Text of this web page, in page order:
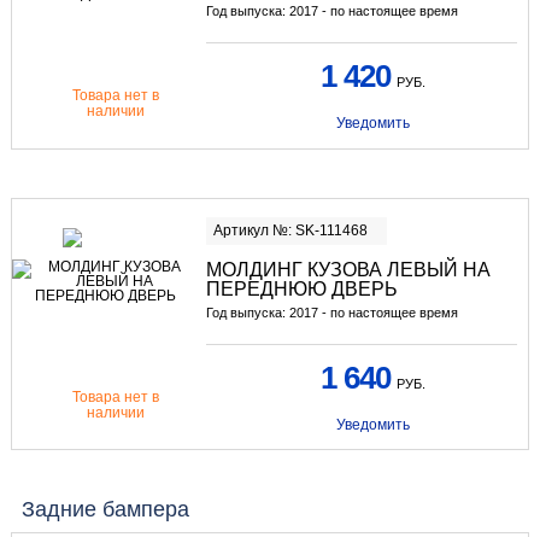
Год выпуска: 2017 - по настоящее время
Товара нет в
наличии
1 420 РУБ.
Уведомить
Артикул №: SK-111468
МОЛДИНГ КУЗОВА ЛЕВЫЙ НА
ПЕРЕДНЮЮ ДВЕРЬ
Год выпуска: 2017 - по настоящее время
Товара нет в
наличии
1 640 РУБ.
Уведомить
Задние бампера